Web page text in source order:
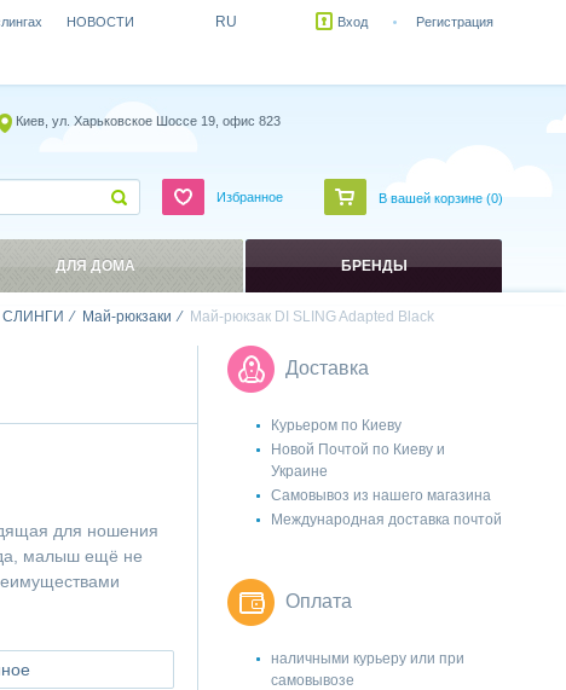
СЛИНГИ Май-рюкзаки Май-рюкзак DI SLING Adapted Black
для ношения
да, малыш ещё не
Доставка
Курьером по Киеву
Новой Почтой по Киеву и
Украине
Самовывоз из нашего магазина
Международная доставка почтой
Оплата
наличными курьеру или при
самовывозе
НОВОСТИ RU Вход Регистрация
Киев, ул. Харьковское Шоссе 19, офис 823
Избранное В вашей корзине (0)
ДЛЯ ДОМА БРЕНДЫ